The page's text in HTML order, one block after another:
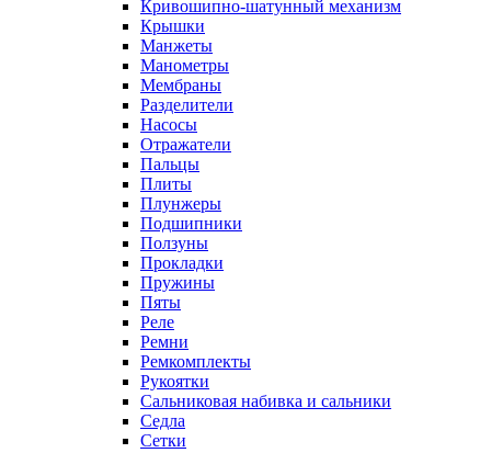
Кривошипно-шатунный механизм
Крышки
Манжеты
Манометры
Мембраны
Разделители
Насосы
Отражатели
Пальцы
Плиты
Плунжеры
Подшипники
Ползуны
Прокладки
Пружины
Пяты
Реле
Ремни
Ремкомплекты
Рукоятки
Сальниковая набивка и сальники
Седла
Сетки